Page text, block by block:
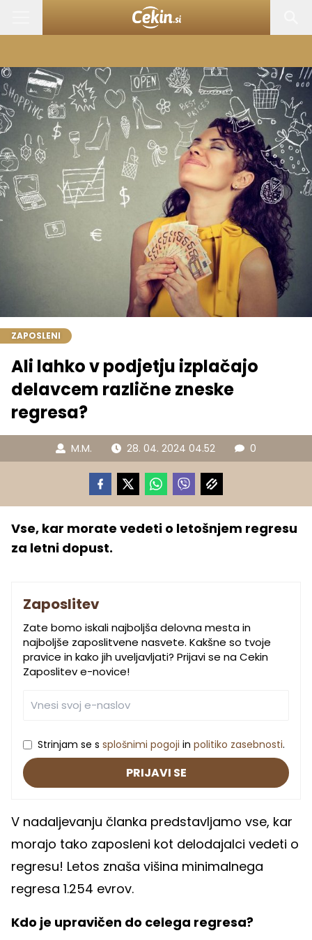
ZAPOSLENI
Ali lahko v podjetju izplačajo
delavcem različne zneske
regresa?
M.M. 28. 04. 2024 04.52 0
Vse, kar morate vedeti o letošnjem regresu
za letni dopust.
Zaposlitev
Zate bomo iskali najboljša delovna mesta in
najboljše zaposlitvene nasvete. Kakšne so tvoje
pravice in kako jih uveljavljati? Prijavi se na Cekin
Zaposlitev e-novice!
Strinjam se s splošnimi pogoji in politiko zasebnosti.
PRIJAVI SE
V nadaljevanju članka predstavljamo vse, kar
morajo tako zaposleni kot delodajalci vedeti o
regresu! Letos znaša višina minimalnega
regresa 1.254 evrov.
Kdo je upravičen do celega regresa?